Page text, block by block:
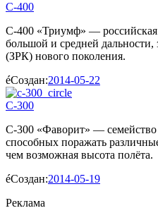
С-400
С-400 «Триумф» — российская
большой и средней
(ЗРК) нового поколения.
Создан:2014-05-22
С-300
С-300 «Фаворит» — семейство
способных поражать
чем возможная высота полёта.
Создан:2014-05-19
Реклама